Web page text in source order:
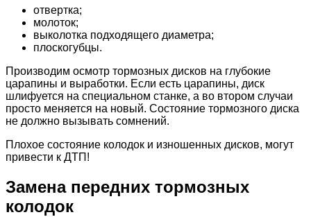
отвертка;
молоток;
выколотка подходящего диаметра;
плоскогубцы.
Производим осмотр тормозных дисков на глубокие
царапины и выработки. Если есть царапины, диск
шлифуется на специальном станке, а во втором случаи
просто меняется на новый. Состояние тормозного диска
не должно вызывать сомнений.
Плохое состояние колодок и изношенных дисков, могут
привести к ДТП!
Замена передних тормозных
колодок